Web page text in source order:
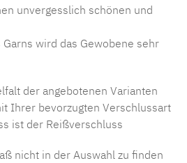
unvergesslich schönen und
wird das Gewobene sehr
der angebotenen Varianten
Ihrer bevorzugten Verschlussart
ist der Reißverschluss
nicht in der Auswahl zu finden